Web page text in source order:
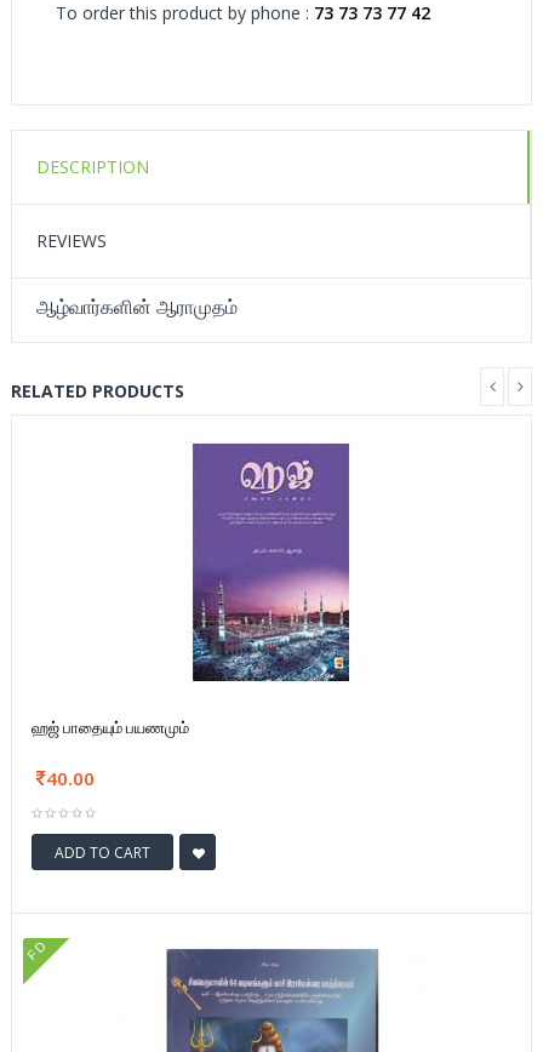
To order this product by phone : 73 73 73 77 42
DESCRIPTION
REVIEWS
ஆழ்வார்களின் ஆராமுதம்
RELATED PRODUCTS
ஹஜ் பாதையும் பயணமும்
40.00
ADD TO CART
FD